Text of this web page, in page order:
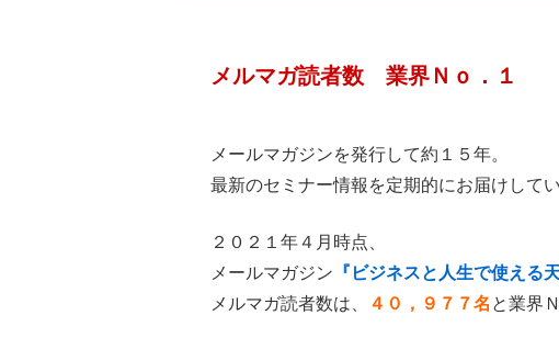
メルマガ読者数 業界Ｎｏ．１
メールマガジンを発行して約１５年。
最新のセミナー情報を定期的にお届けしてい
２０２１年４月時点、
メールマガジン 『ビジネスと人生で使える
メルマガ読者数は、
４０，９７７名 と業界